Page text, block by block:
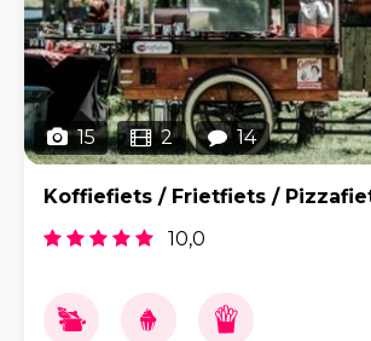
15 2 14
Koffiefiets / Frietfiets /
10,0